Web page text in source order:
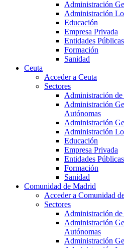
Administración
Administración
Educación
Empresa Privada
Entidades
Formación
Sanidad
Ceuta
Acceder a Ceuta
Sectores
Administración de
Administración
Autónomas
Administración
Administración
Educación
Empresa Privada
Entidades
Formación
Sanidad
Comunidad de Madrid
Acceder a Comunidad
Sectores
Administración de
Administración
Autónomas
Administración